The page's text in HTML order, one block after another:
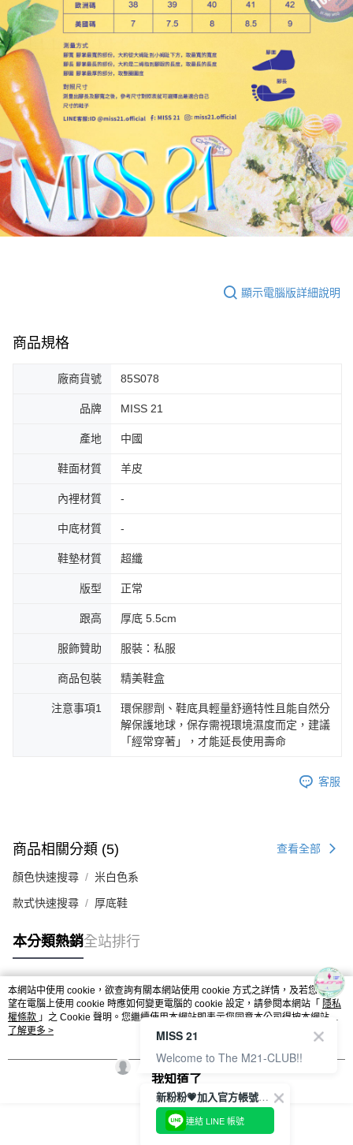
顯示電腦版詳細說明
商品規格
廠商貨號 85S078
品牌 MISS 21
產地 中國
鞋面材質 羊皮
內裡材質 -
中底材質 -
鞋墊材質 超纖
版型 正常
跟高 厚底 5.5cm
服飾贊助 服裝：私服
商品包裝 精美鞋盒
注意事項1
環保膠劑、鞋底具輕量舒適特性且能自然分
解保護地球，保存需視環境濕度而定，建議
「經常穿著」，才能延長使用壽命
客服
商品相關分類 (5) 查看全部
顏色快速搜尋 米白色系
款式快速搜尋 厚底鞋
本分類熱銷全站排行
熱門標籤
本網站中使用 cookie，欲查詢有關本網站使用 cookie 方式之詳情，及若您不希
望在電腦上使用 cookie 時應如何變更電腦的 cookie 設定，請參閱本網站「 隱私
權條款 」之 Cookie 聲明。您繼續使用本網站即表示您同意本公司得按本網站使
用條款之 Cookie 聲明使用 cookie。
了解更多 >
我知道了
新粉粉💗加入官方帳號綁定會員成功拿✨$100優惠券✨
連結 LINE 帳號
MISS 21
Welcome to The M21-CLUB!!